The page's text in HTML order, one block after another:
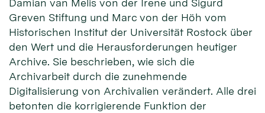
Damian van Melis von der Irene und Sigurd
Greven Stiftung und Marc von der Höh vom
Historischen Institut der Universität Rostock über
den Wert und die Herausforderungen heutiger
Archive. Sie beschrieben, wie sich die
Archivarbeit durch die zunehmende
Digitalisierung von Archivalien verändert. Alle drei
betonten die korrigierende Funktion der